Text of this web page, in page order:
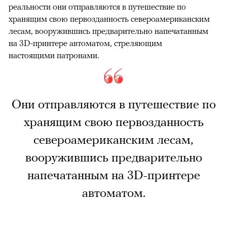
реальности они отправляются в путешествие по
хранящим свою первозданность североамериканским
лесам, вооружившись предварительно напечатанным
на 3D-принтере автоматом, стреляющим
настоящими патронами.
Они отправляются в путешествие по
хранящим свою первозданность
североамериканским лесам,
вооружившись предварительно
напечатанным на 3D-принтере
автоматом.